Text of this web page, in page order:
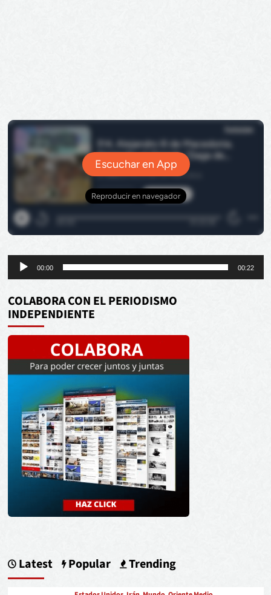
Reproductor
de
audio
00:00 00:22
COLABORA CON EL PERIODISMO
INDEPENDIENTE
Latest Popular Trending